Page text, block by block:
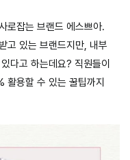
로잡는 브랜드 에스쁘아.
고 있는 브랜드지만, 내부
다고 하는데요? 직원들이
활용할 수 있는 꿀팁까지